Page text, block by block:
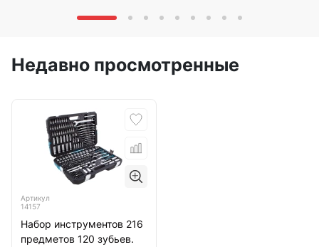
Недавно просмотренные
Артикул
14157
Набор инструментов 216
предметов 120 зубьев.